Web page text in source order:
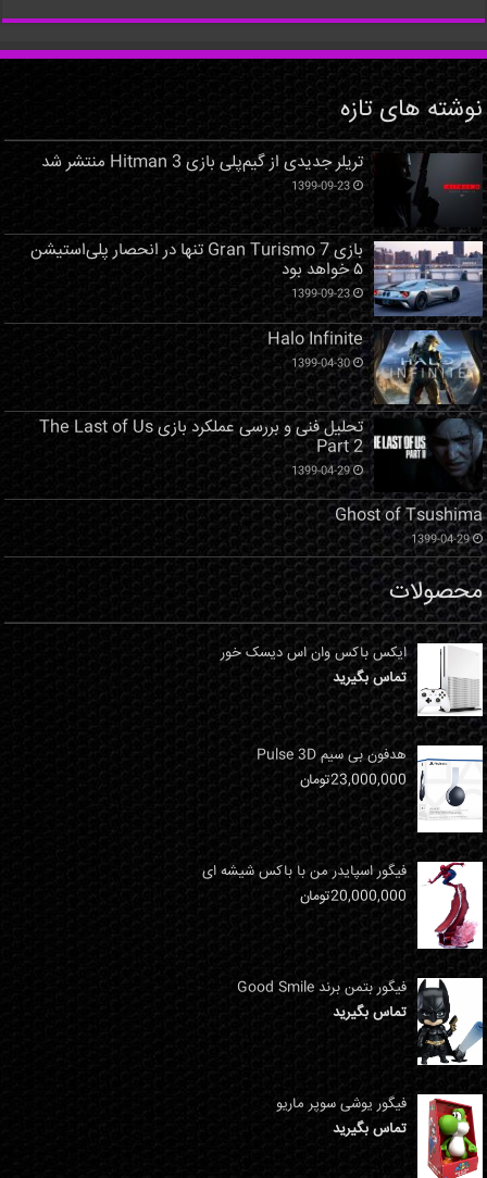
نوشته های تازه
تریلر جدیدی از گیم‌پلی بازی Hitman 3 منتشر شد
1399-09-23
بازی Gran Turismo 7 تنها در انحصار پلی‌استیشن
۵ خواهد بود
1399-09-23
Halo Infinite
1399-04-30
تحلیل فنی و بررسی عملکرد بازی The Last of Us
Part 2
1399-04-29
Ghost of Tsushima
1399-04-29
محصولات
ایکس باکس وان اس دیسک خور
تماس بگیرید
هدفون بی سیم Pulse 3D
23,000,000تومان
فیگور اسپایدر من با باکس شیشه ای
20,000,000تومان
فیگور بتمن برند Good Smile
فیگور یوشی سوپر ماریو